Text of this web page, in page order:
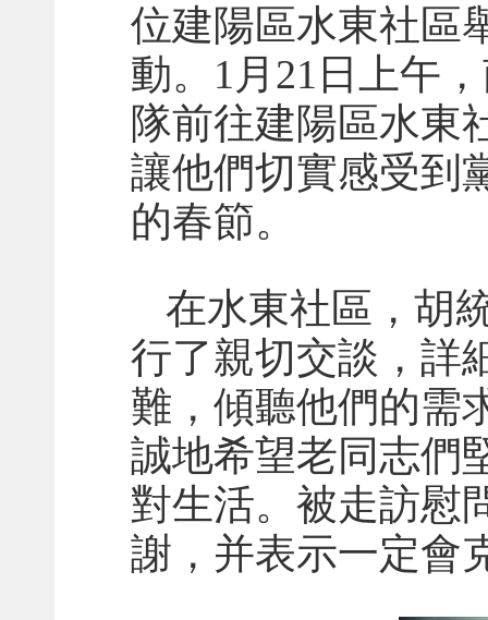
位建陽區水東社區
動。1月21日上午
隊前往建陽區水東
讓他們切實感受到
的春節。
在水東社區，胡
行了親切交談，詳
難，傾聽他們的需
誠地希望老同志們
對生活。被走訪慰
謝，并表示一定會